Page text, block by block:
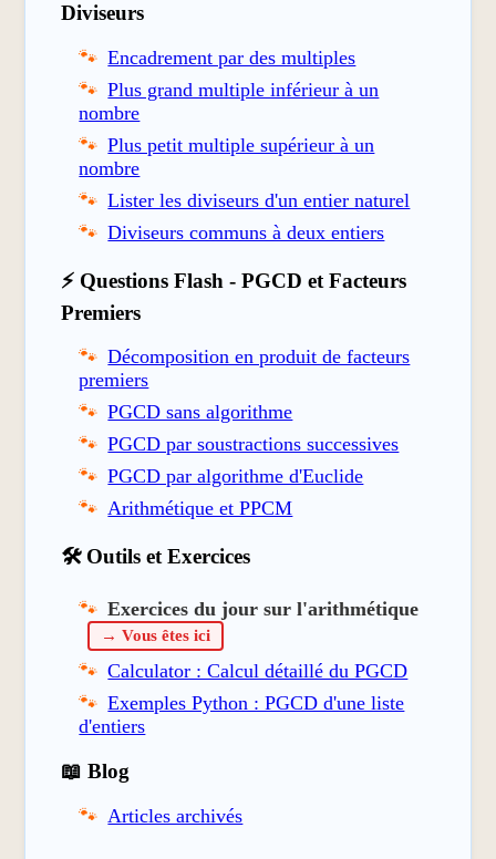
Diviseurs
Encadrement par des multiples
Plus grand multiple inférieur à un
nombre
Plus petit multiple supérieur à un
nombre
Lister les diviseurs d'un entier naturel
Diviseurs communs à deux entiers
⚡ Questions Flash - PGCD et Facteurs
Premiers
Décomposition en produit de facteurs
premiers
PGCD sans algorithme
PGCD par soustractions successives
PGCD par algorithme d'Euclide
Arithmétique et PPCM
🛠️ Outils et Exercices
Exercices du jour sur l'arithmétique
→ Vous êtes ici
Calculator : Calcul détaillé du PGCD
Exemples Python : PGCD d'une liste
d'entiers
📖 Blog
Articles archivés